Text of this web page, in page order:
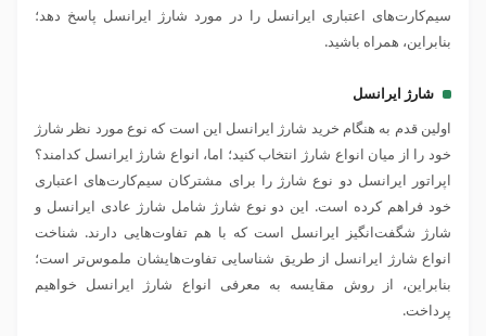
سیم‌کارت‌های اعتباری ایرانسل را در مورد شارژ ایرانسل پاسخ دهد؛
بنابراین، همراه باشید.
شارژ ایرانسل
اولین قدم به هنگام خرید شارژ ایرانسل این است که نوع مورد نظر شارژ
خود را از میان انواع شارژ انتخاب کنید؛ اما، انواع شارژ ایرانسل کدامند؟
اپراتور ایرانسل دو نوع شارژ را برای مشترکان سیم‌کارت‌های اعتباری
خود فراهم کرده است. این دو نوع شارژ شامل شارژ عادی ایرانسل و
شارژ شگفت‌انگیز ایرانسل است که با هم تفاوت‌هایی دارند. شناخت
انواع شارژ ایرانسل از طریق شناسایی تفاوت‌هایشان ملموس‌تر است؛
بنابراین، از روش مقایسه به معرفی انواع شارژ ایرانسل خواهیم
پرداخت.